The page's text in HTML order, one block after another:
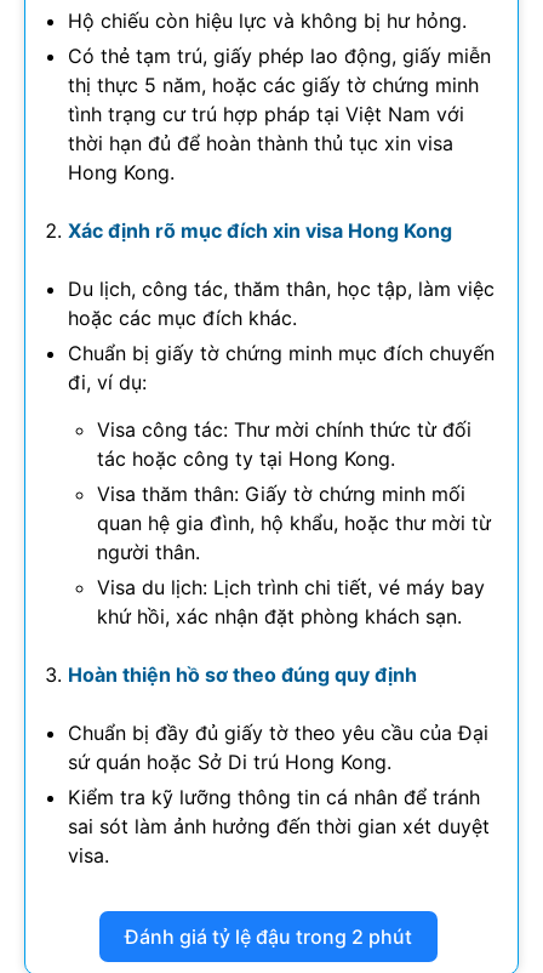
Hộ chiếu còn hiệu lực và không bị hư hỏng.
Có thẻ tạm trú, giấy phép lao động, giấy miễn
thị thực 5 năm, hoặc các giấy tờ chứng minh
tình trạng cư trú hợp pháp tại Việt Nam với
thời hạn đủ để hoàn thành thủ tục xin visa
Hong Kong.
Xác định rõ mục đích xin visa Hong Kong
Du lịch, công tác, thăm thân, học tập, làm việc
hoặc các mục đích khác.
Chuẩn bị giấy tờ chứng minh mục đích chuyến
đi, ví dụ:
Visa công tác: Thư mời chính thức từ đối
tác hoặc công ty tại Hong Kong.
Visa thăm thân: Giấy tờ chứng minh mối
quan hệ gia đình, hộ khẩu, hoặc thư mời từ
người thân.
Visa du lịch: Lịch trình chi tiết, vé máy bay
khứ hồi, xác nhận đặt phòng khách sạn.
Hoàn thiện hồ sơ theo đúng quy định
Chuẩn bị đầy đủ giấy tờ theo yêu cầu của Đại
sứ quán hoặc Sở Di trú Hong Kong.
Kiểm tra kỹ lưỡng thông tin cá nhân để tránh
sai sót làm ảnh hưởng đến thời gian xét duyệt
visa.
Đánh giá tỷ lệ đậu trong 2 phút